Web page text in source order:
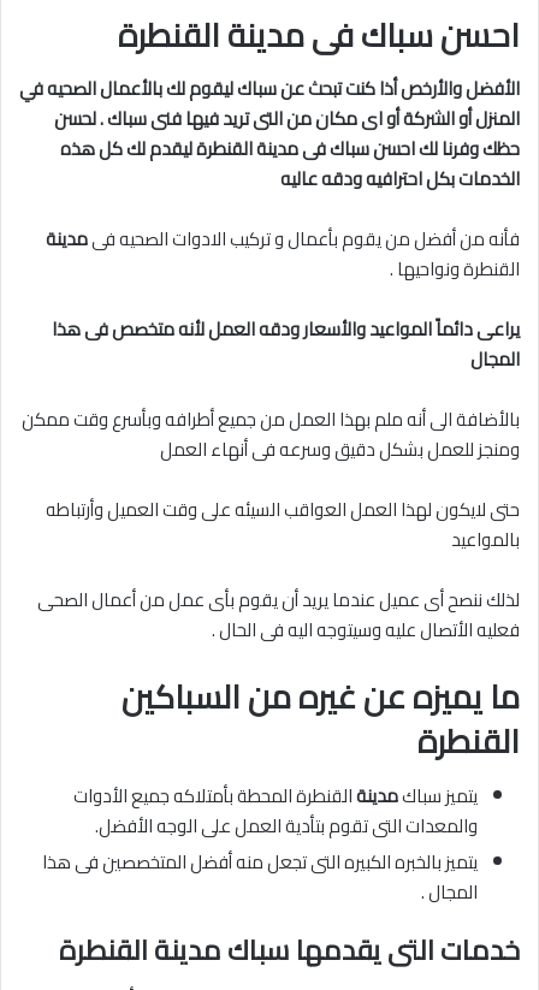
احسن سباك فى مدينة القنطرة
الأفضل والأرخص أذا كنت تبحث عن سباك ليقوم لك بالأعمال الصحيه في
المنزل أو الشركة أو اى مكان من التى تريد فيها فنى سباك . لحسن
حظك وفرنا لك احسن سباك فى مدينةالقنطرة ليقدم لك كل هذه
الخدمات بكل احترافيه ودقه عاليه
فأنه من أفضل من يقوم بأعمال و تركيب الادوات الصحيه فىمدينة
القنطرة ونواحيها .
يراعى دائماً المواعيد والأسعار ودقه العمل لأنه متخصص فى هذا
المجال
بالأضافة الى أنه ملم بهذا العمل من جميع أطرافه وبأسرع وقت ممكن
ومنجز للعمل بشكل دقيق وسرعه فى أنهاء العمل
حتى لايكون لهذا العمل العواقب السيئه على وقت العميل وأرتباطه
بالمواعيد
لذلك ننصح أى عميل عندما يريد أن يقوم بأى عمل من أعمال الصحى
فعليه الأتصال عليه وسيتوجه اليه فى الحال .
ما يميزه عن غيره من السباكين
القنطرة
يتميز سباكمدينةالقنطرة المحطة بأمتلاكه جميع الأدوات
والمعدات التى تقوم بتأدية العمل على الوجه الأفضل.
يتميز بالخبره الكبيره التى تجعل منه أفضل المتخصصين فى هذا
المجال .
خدمات التى يقدمها سباك مدينة القنطرة